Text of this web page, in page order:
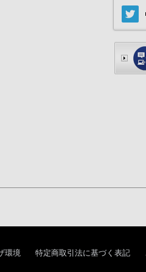
環境 特定商取引法に基づく表記